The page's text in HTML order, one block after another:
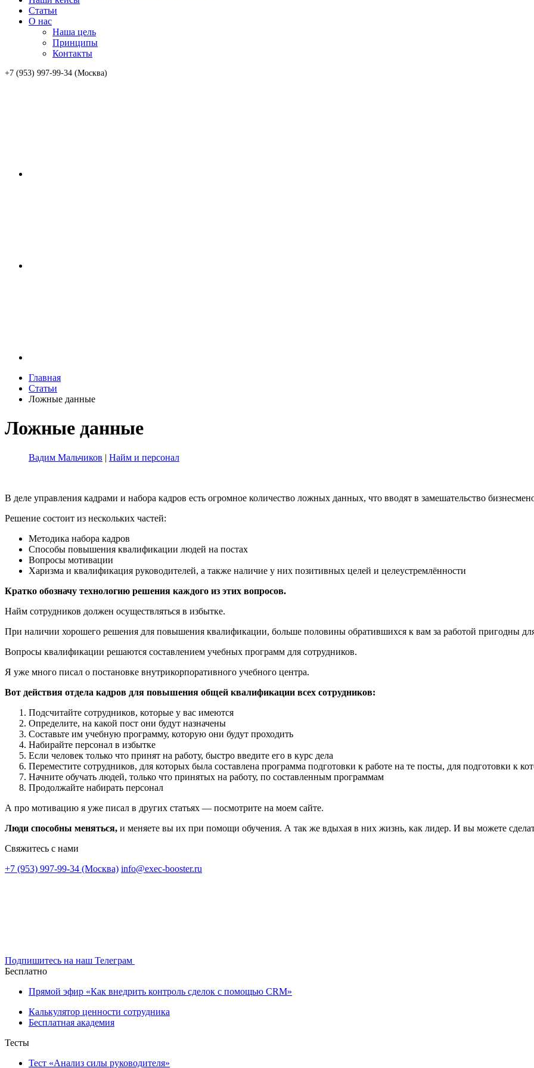
Статьи
О нас
Наша цель
Принципы
Контакты
+7 (953) 997-99-34 (Москва)
Главная
Статьи
Ложные данные
Ложные данные
Вадим Мальчиков | Найм и персонал
В деле управления кадрами и набора кадров есть огромное количество ложных данных, что вводят в замешательство
Решение состоит из нескольких частей:
Методика набора кадров
Способы повышения квалификации людей на постах
Вопросы мотивации
Харизма и квалификация руководителей, а также наличие у них позитивных целей и целеустремлённости
Кратко обозначу технологию решения каждого из этих вопросов.
Найм сотрудников должен осуществляться в избытке.
При наличии хорошего решения для повышения квалификации, больше половины обратившихся к вам за работой пригодны
Вопросы квалификации решаются составлением учебных программ для сотрудников.
Я уже много писал о постановке внутрикорпоративного учебного центра.
Вот действия отдела кадров для повышения общей квалификации всех сотрудников:
Подсчитайте сотрудников, которые у вас имеются
Определите, на какой пост они будут назначены
Составьте им учебную программу, которую они будут проходить
Набирайте персонал в избытке
Если человек только что принят на работу, быстро введите его в курс дела
Переместите сотрудников, для которых была составлена программа подготовки к работе на те посты, для подготовки к
Начните обучать людей, только что принятых на работу, по составленным программам
Продолжайте набирать персонал
А про мотивацию я уже писал в других статьях — посмотрите на моем сайте.
Люди способны меняться, и меняете вы их при помощи обучения. А так же вдыхая в них жизнь, как лидер. И вы можете
Свяжитесь с нами
+7 (953) 997-99-34 (Москва) info@exec-booster.ru
Подпишитесь на наш Телеграм
Бесплатно
Прямой эфир «Как внедрить контроль сделок с помощью CRM»
Калькулятор ценности сотрудника
Бесплатная академия
Тесты
Тест «Анализ силы руководителя»